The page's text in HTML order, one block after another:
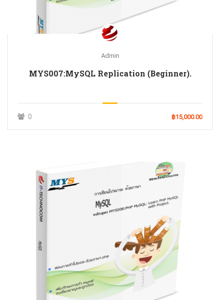
Admin
MYS007:MySQL Replication (Beginner).
0 ฿15,000.00